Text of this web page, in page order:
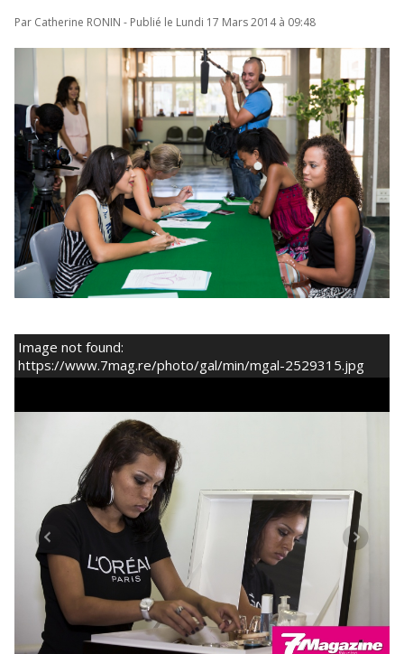
Par Catherine RONIN - Publié le Lundi 17 Mars 2014 à 09:48
Image not found:
https://www.7mag.re/photo/gal/min/mgal-2529315.jpg